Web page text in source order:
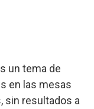
un tema de
en las mesas
sin resultados a